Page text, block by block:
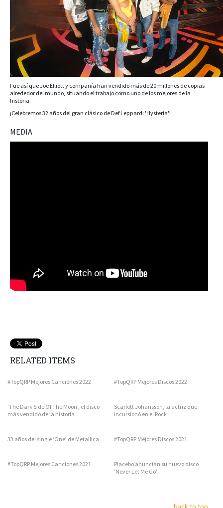
Fue así que Joe Elliott y compañía han vendido más de 20 millones de copias
alrededor del mundo, situando el trabajo como uno de los mejores de la
historia.
¡Celebremos 32 años del gran clásico de Def Leppard: 'Hysteria'!
MEDIA
RELATED ITEMS
#TopQRP Mejores Canciones 2022 #TopQRP Mejores Discos 2022
'The Dark Side Of The Moon', el disco
más vendido de la historia
Scarlett Johansson, la actriz que
incursionó en el Rock
33 años del single ‘One’ de Metallica #TopQRP Mejores Discos 2021
#TopQRP Mejores Canciones 2021
Placebo anuncian su nuevo disco
'Never Let Me Go'